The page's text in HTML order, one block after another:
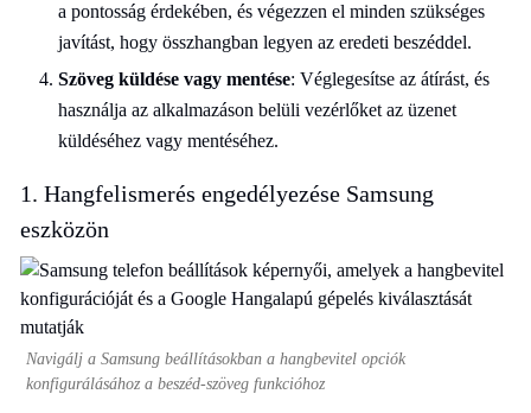
a pontosság érdekében, és végezzen el minden szükséges
javítást, hogy összhangban legyen az eredeti beszéddel.
Szöveg küldése vagy mentése: Véglegesítse az átírást, és
használja az alkalmazáson belüli vezérlőket az üzenet
küldéséhez vagy mentéséhez.
1. Hangfelismerés engedélyezése Samsung
eszközön
Navigálj a Samsung beállításokban a hangbevitel opciók
konfigurálásához a beszéd-szöveg funkcióhoz